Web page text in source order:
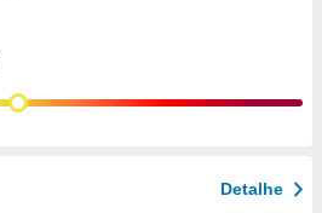
Detalhe